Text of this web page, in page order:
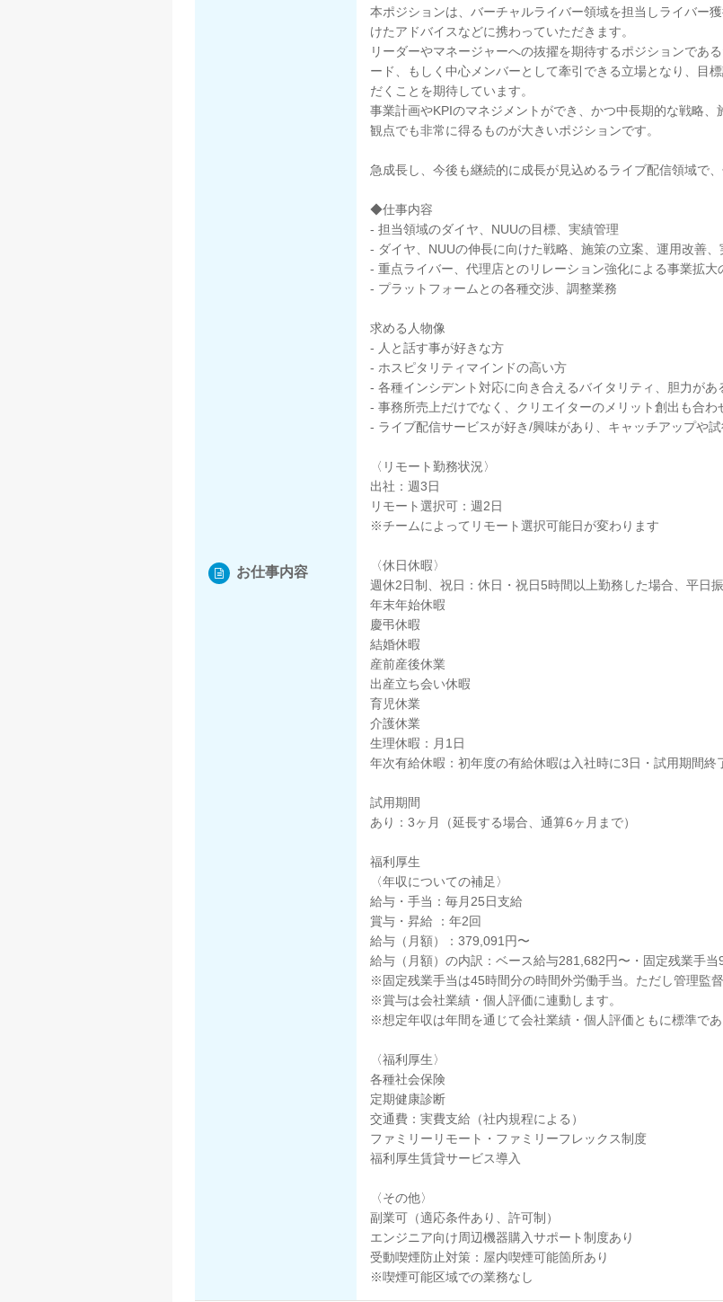
お仕事内容
本ポジションは、バーチャルライバー領域を担当しライバー
けたアドバイスなどに携わっていただきます。
リーダーやマネージャーへの抜擢を期待するポジションであ
ード、もしく中心メンバーとして牽引できる立場となり、目
だくことを期待しています。
事業計画やKPIのマネジメントができ、かつ中長期的な戦略
観点でも非常に得るものが大きいポジションです。
急成長し、今後も継続的に成長が見込めるライブ配信領域で
◆仕事内容
- 担当領域のダイヤ、NUUの目標、実績管理
- ダイヤ、NUUの伸長に向けた戦略、施策の立案、運用改善、
- 重点ライバー、代理店とのリレーション強化による事業拡大
- プラットフォームとの各種交渉、調整業務
求める人物像
- 人と話す事が好きな方
- ホスピタリティマインドの高い方
- 各種インシデント対応に向き合えるバイタリティ、胆力があ
- 事務所売上だけでなく、クリエイターのメリット創出も合
- ライブ配信サービスが好き/興味があり、キャッチアップや
〈リモート勤務状況〉
出社：週3日
リモート選択可：週2日
※チームによってリモート選択可能日が変わります
〈休日休暇〉
週休2日制、祝日：休日・祝日5時間以上勤務した場合、平日
年末年始休暇
慶弔休暇
結婚休暇
産前産後休業
出産立ち会い休暇
育児休業
介護休業
生理休暇：月1日
年次有給休暇：初年度の有給休暇は入社時に3日・試用期間
試用期間
あり：3ヶ月（延長する場合、通算6ヶ月まで）
福利厚生
〈年収についての補足〉
給与・手当：毎月25日支給
賞与・昇給 ：年2回
給与（月額）：379,091円〜
給与（月額）の内訳：ベース給与281,682円〜・固定残業手当
※固定残業手当は45時間分の時間外労働手当。ただし管理監督
※賞与は会社業績・個人評価に連動します。
※想定年収は年間を通じて会社業績・個人評価ともに標準であ
〈福利厚生〉
各種社会保険
定期健康診断
交通費：実費支給（社内規程による）
ファミリーリモート・ファミリーフレックス制度
福利厚生賃貸サービス導入
〈その他〉
副業可（適応条件あり、許可制）
エンジニア向け周辺機器購入サポート制度あり
受動喫煙防止対策：屋内喫煙可能箇所あり
※喫煙可能区域での業務なし